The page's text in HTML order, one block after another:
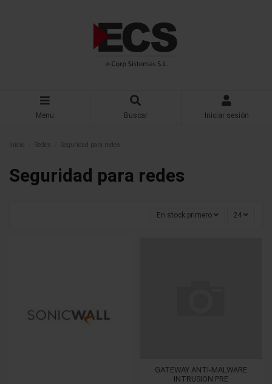
Menu Buscar Iniciar sesión
Inicio Redes Seguridad para redes
Seguridad para redes
En stock primero 24
GATEWAY ANTI-MALWARE
INTRUSION PRE